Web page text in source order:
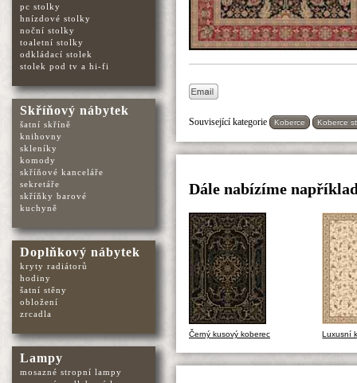
Související kategorie Koberce Koberce
Dále nabízíme
Černý kusový koberec Luxusní
pc stolky
hnízdové stolky
noční stolky
toaletní stolky
odkládací stolek
stolek pod tv a hi-fi
Skříňový nábytek
šatní skříně
knihovny
skleníky
komody
skříňové kanceláře
sekretáře
skříňky barové
kuchyně
Doplňkový nábytek
kryty radiátorů
hodiny
šatní stěny
obložení
zrcadla
Lampy
mosazné stropní lampy